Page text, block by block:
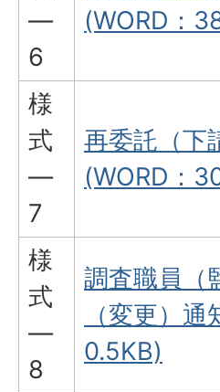
―
6
(WORD：
様
式
―
7
再委託（下
(WORD：
様
式
―
8
調査職員（
（変更）
0.5KB)